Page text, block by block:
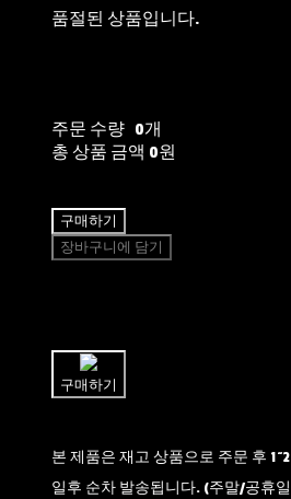
품절된 상품입니다.
주문 수량 0개
총 상품 금액 0원
구매하기
장바구니에 담기
구매하기
본 제품은 재고 상품으로 주문 후 1~2
일후 순차 발송됩니다. (주말/공휴일